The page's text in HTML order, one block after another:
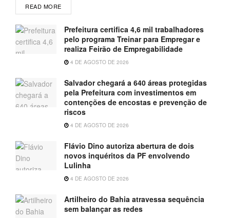
READ MORE
Prefeitura certifica 4,6 mil trabalhadores
pelo programa Treinar para Empregar e
realiza Feirão de Empregabilidade
4 DE AGOSTO DE 2026
Salvador chegará a 640 áreas protegidas
pela Prefeitura com investimentos em
contenções de encostas e prevenção de
riscos
4 DE AGOSTO DE 2026
Flávio Dino autoriza abertura de dois
novos inquéritos da PF envolvendo
Lulinha
4 DE AGOSTO DE 2026
Artilheiro do Bahia atravessa sequência
sem balançar as redes